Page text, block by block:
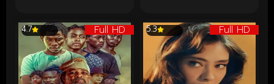
Full HD
4.7 Full HD
5.3